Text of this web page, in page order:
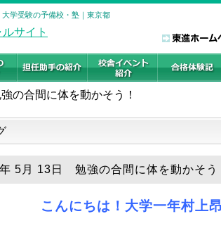
学受験の予備校・塾｜東京都
の合間に体を動かそう！
5月 13日 勉強の合間に体を動かそう
こんにちは！大学一年村上